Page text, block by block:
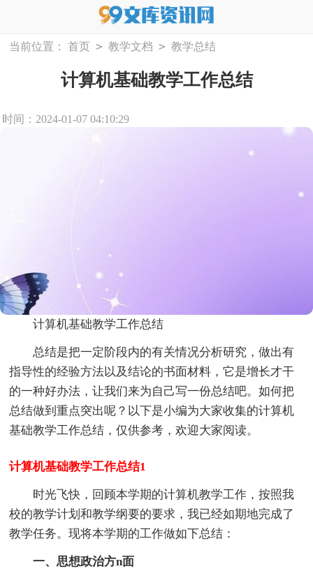
当前位置： 首页 > 教学文档 > 教学总结
计算机基础教学工作总结
时间：2024-01-07 04:10:29
计算机基础教学工作总结
总结是把一定阶段内的有关情况分析研究，做出有
指导性的经验方法以及结论的书面材料，它是增长才干
的一种好办法，让我们来为自己写一份总结吧。如何把
总结做到重点突出呢？以下是小编为大家收集的计算机
基础教学工作总结，仅供参考，欢迎大家阅读。
计算机基础教学工作总结1
时光飞快，回顾本学期的计算机教学工作，按照我
校的教学计划和教学纲要的要求，我已经如期地完成了
教学任务。现将本学期的工作做如下总结：
一、思想政治方n面